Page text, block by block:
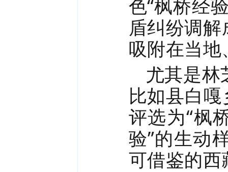
色“枫桥经
盾纠纷调
吸附在当
尤其是林
比如县白
评选为“枫
验”的生动
可借鉴的西